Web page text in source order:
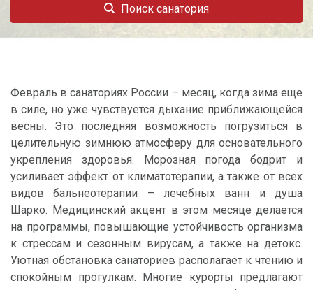
Поиск санатория
Февраль в санаториях России – месяц, когда зима еще
в силе, но уже чувствуется дыхание приближающейся
весны. Это последняя возможность погрузиться в
целительную зимнюю атмосферу для основательного
укрепления здоровья. Морозная погода бодрит и
усиливает эффект от климатотерапии, а также от всех
видов бальнеотерапии – лечебных ванн и душа
Шарко. Медицинский акцент в этом месяце делается
на программы, повышающие устойчивость организма
к стрессам и сезонным вирусам, а также на детокс.
Уютная обстановка санаториев располагает к чтению и
спокойным прогулкам. Многие курорты предлагают